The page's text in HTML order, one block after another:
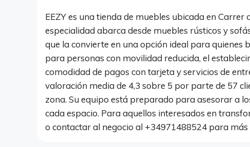
EEZY es una tienda de muebles ubicada en Carrer
especialidad abarca desde muebles rústicos y
que la convierte en una opción ideal para quienes
para personas con movilidad reducida, el
comodidad de pagos con tarjeta y servicios de
valoración media de 4,3 sobre 5 por parte de 57
zona. Su equipo está preparado para asesorar a
cada espacio. Para aquellos interesados en
o contactar al negocio al +34971488524 para